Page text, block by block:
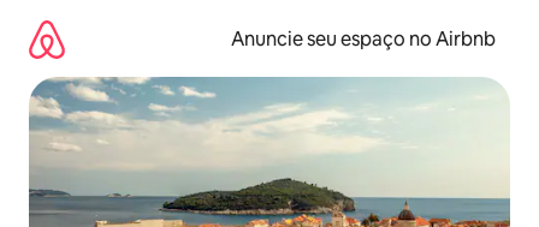
para
conteúdo
Anuncie seu espaço no Airbnb